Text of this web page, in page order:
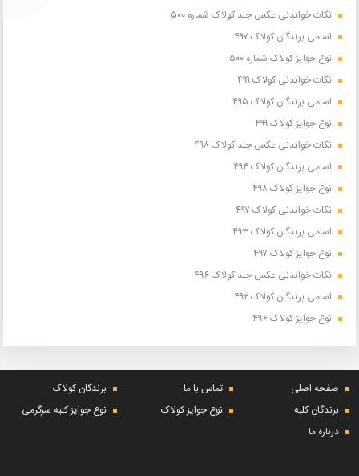
نکات خواندنی عکس جلد کولاک شماره ۵۰۰
اسامی برندگان کولاک ۴۹۷
نوع جوایز کولاک شماره ۵۰۰
نکات خواندنی کولاک ۴۹۹
اسامی برندگان کولاک ۴۹۵
نوع جوایز کولاک ۴۹۹
نکات خواندنی عکس جلد کولاک ۴۹۸
اسامی برندگان کولاک ۴۹۴
نوع جوایز کولاک ۴۹۸
نکات خواندنی کولاک ۴۹۷
اسامی برندگان کولاک ۴۹۳
نوع جوایز کولاک ۴۹۷
نکات خواندنی عکس جلد کولاک ۴۹۶
اسامی برندگان کولاک ۴۹۲
نوع جوایز کولاک ۴۹۶
صفحه اصلی تماس با ما
برندگان کولاک
برندگان کلبه
نوع جوایز کولاک
نوع جوایز کلبه سرگرمی
درباره ما